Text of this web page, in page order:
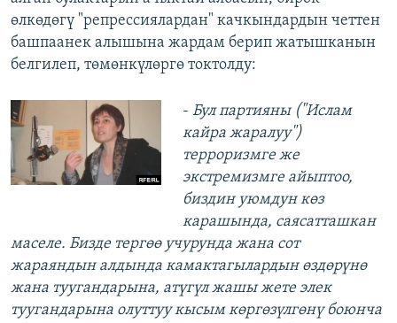
өлкөдөгү "репрессиялардан" качкындардын четтен
башпаанек алышына жардам берип жатышканын
белгилеп, төмөнкүлөргө токтолду:
- Бул партияны ("Ислам
кайра жаралуу")
терроризмге же
экстремизмге айыптоо,
биздин уюмдун көз
карашында, саясатташкан
маселе. Бизде тергөө учурунда жана сот
жараяндын алдында камактагылардын өздөрүнө
жана туугандарына, атүгүл жашы жете элек
туугандарына олуттуу кысым көргөзүлгөнү боюнча